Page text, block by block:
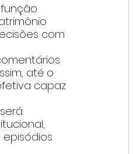
com
até o
capaz